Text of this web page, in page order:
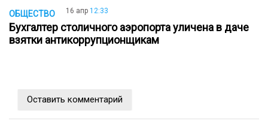
ОБЩЕСТВО 16 апр 12:33
Бухгалтер столичного аэропорта уличена в даче
взятки антикоррупционщикам
Оставить комментарий